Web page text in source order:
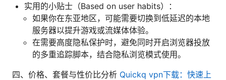
实用的小贴士（Based on user habits）：
如果你在东亚地区，可能需要切换到低延迟的本地
服务器以提升游戏或流媒体体验。
在需要高度隐私保护时，避免同时开启浏览器投放
的多重追踪脚本，结合隐私浏览模式使用。
四、价格、套餐与性价比分析 Quickq vpn下载：快速上